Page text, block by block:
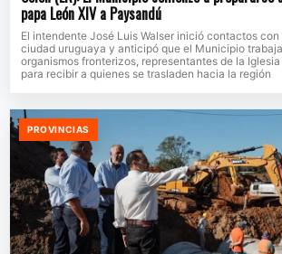
papa León XIV a Paysandú
El intendente José Luis Walser inició contactos
ciudad uruguaya y anticipó que el Municipio
organismos fronterizos, representantes de la
para recibir a quienes se trasladen hacia la región
PROVINCIAS